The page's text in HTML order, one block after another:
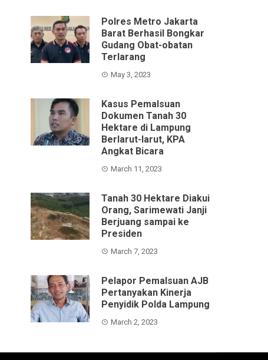
Polres Metro Jakarta
Barat Berhasil Bongkar
Gudang Obat-obatan
Terlarang
May 3, 2023
Kasus Pemalsuan
Dokumen Tanah 30
Hektare di Lampung
Berlarut-larut, KPA
Angkat Bicara
March 11, 2023
Tanah 30 Hektare Diakui
Orang, Sarimewati Janji
Berjuang sampai ke
Presiden
March 7, 2023
Pelapor Pemalsuan AJB
Pertanyakan Kinerja
Penyidik Polda Lampung
March 2, 2023